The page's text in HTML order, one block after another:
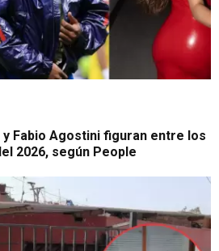
y Fabio Agostini figuran entre los
2026, según People